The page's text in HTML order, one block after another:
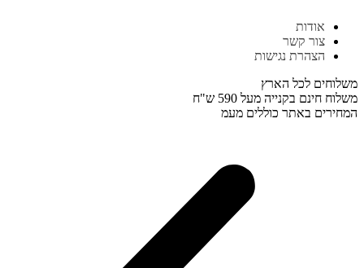
לתוכן
אודות
צור קשר
הצהרת נגישות
משלוחים לכל הארץ
משלוח חינם בקנייה מעל 590 ש"ח
המחירים באתר כוללים מעמ